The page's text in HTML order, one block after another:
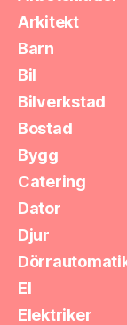
Arkitekt
Barn
Bil
Bilverkstad
Bostad
Bygg
Catering
Dator
Djur
El
Elektriker